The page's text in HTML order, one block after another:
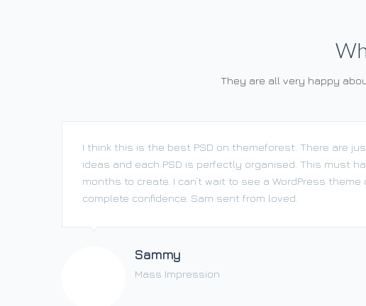
They are all very happy
I think this is the best PSD on themeforest. There are
ideas and each PSD is perfectly organised. This must
months to create. I can’t wait to see a WordPress theme
complete confidence. Sam sent from loved.
Sammy
Mass Impression